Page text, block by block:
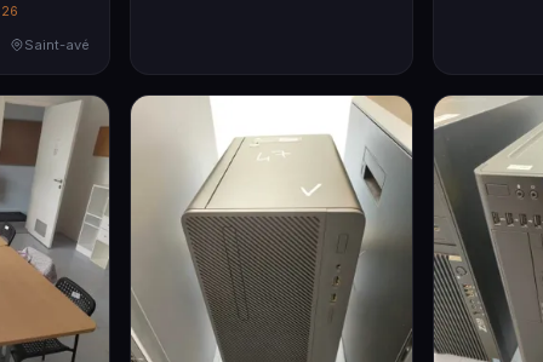
Saint-avé